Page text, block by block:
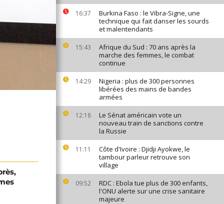
16:37
Burkina Faso : le Vibra-Signe, une
technique qui fait danser les sourds
et malentendants
15:43
Afrique du Sud : 70 ans après la
marche des femmes, le combat
continue
14:29
Nigeria : plus de 300 personnes
libérées des mains de bandes
armées
12:18
Le Sénat américain vote un
nouveau train de sanctions contre
la Russie
11:11
Côte d'Ivoire : Djidji Ayokwe, le
tambour parleur retrouve son
village
09:52
RDC : Ebola tue plus de 300 enfants,
l'ONU alerte sur une crise sanitaire
majeure